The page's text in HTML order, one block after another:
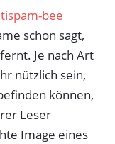
bee
schon sagt,
Je nach Art
nützlich sein,
können,
Leser
Image eines